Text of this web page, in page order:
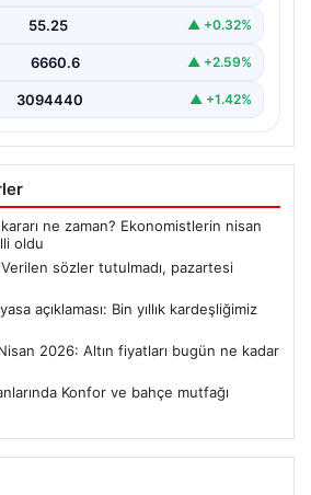
55.25 ▲ +0.32%
6660.6 ▲ +2.59%
3094440 ▲ +1.42%
ne zaman? Ekonomistlerin nisan
oldu
sözler tutulmadı, pazartesi
açıklaması: Bin yıllık kardeşliğimiz
2026: Altın fiyatları bugün ne kadar
Konfor ve bahçe mutfağı